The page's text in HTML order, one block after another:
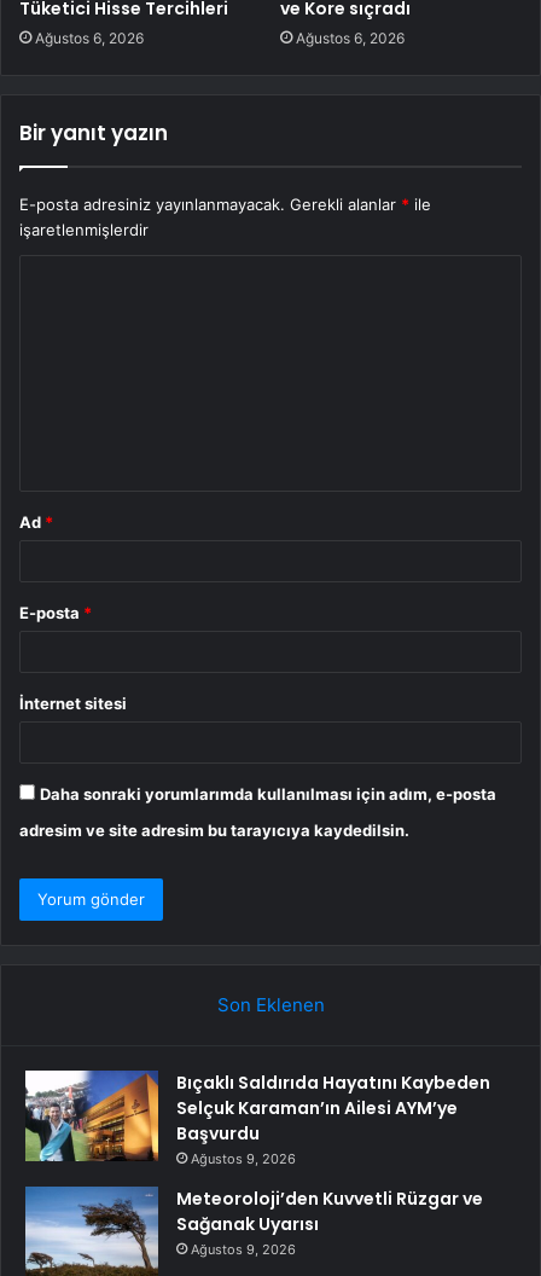
Tüketici Hisse Tercihleri
Ağustos 6, 2026
ve Kore sıçradı
Ağustos 6, 2026
Bir yanıt yazın
E-posta adresiniz yayınlanmayacak. Gerekli alanlar * ile
işaretlenmişlerdir
Ad *
E-posta *
İnternet sitesi
Daha sonraki yorumlarımda kullanılması için adım, e-posta
adresim ve site adresim bu tarayıcıya kaydedilsin.
Son Eklenen
Bıçaklı Saldırıda Hayatını Kaybeden
Selçuk Karaman’ın Ailesi AYM’ye
Başvurdu
Ağustos 9, 2026
Meteoroloji’den Kuvvetli Rüzgar ve
Sağanak Uyarısı
Ağustos 9, 2026